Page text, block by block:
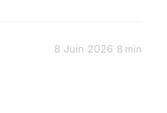
8 Juin 2026 8 min